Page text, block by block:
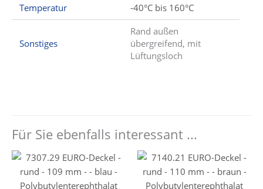
Temperatur
-40°C bis 160°C
Sonstiges
Rand außen
übergreifend, mit
Lüftungsloch
Für Sie ebenfalls interessant ...